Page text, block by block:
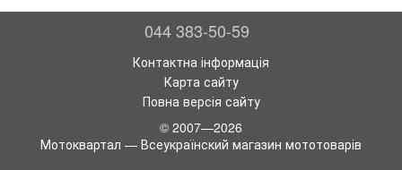
044 383-50-59
Контактна інформація
Карта сайту
Повна версія сайту
© 2007—2026
Мотоквартал — Всеукраїнский магазин мототоварів